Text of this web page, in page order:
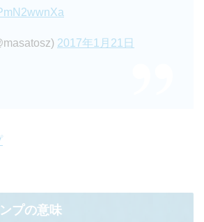
2017年1月21日
プの意味